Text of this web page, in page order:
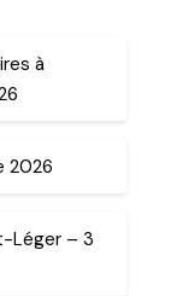
à
2026
Léger – 3